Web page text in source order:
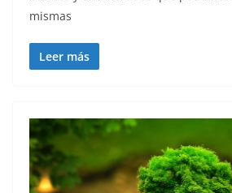
mismas
Leer más